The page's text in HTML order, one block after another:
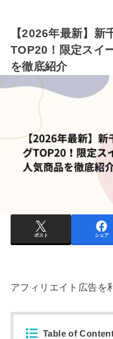
【2026年最新】新
TOP20！限定スイ
を徹底紹介
ポスト シェア
アフィリエイト広告を
Table of